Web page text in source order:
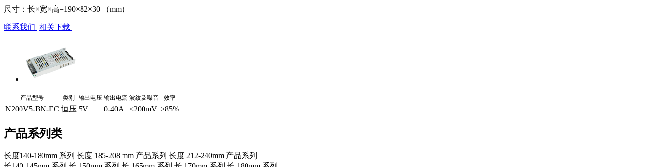
尺寸：长×宽×高=190×82×30 （mm）
联系我们 相关下载
产品型号 类别 输出电压 输出电流 波纹及噪音 效率
N200V5-BN-EC 恒压 5V 0-40A ≤200mV ≥85%
产品系列类
长度140-180mm 系列 长度 185-208 mm 产品系列 长度 212-240mm 产品系列